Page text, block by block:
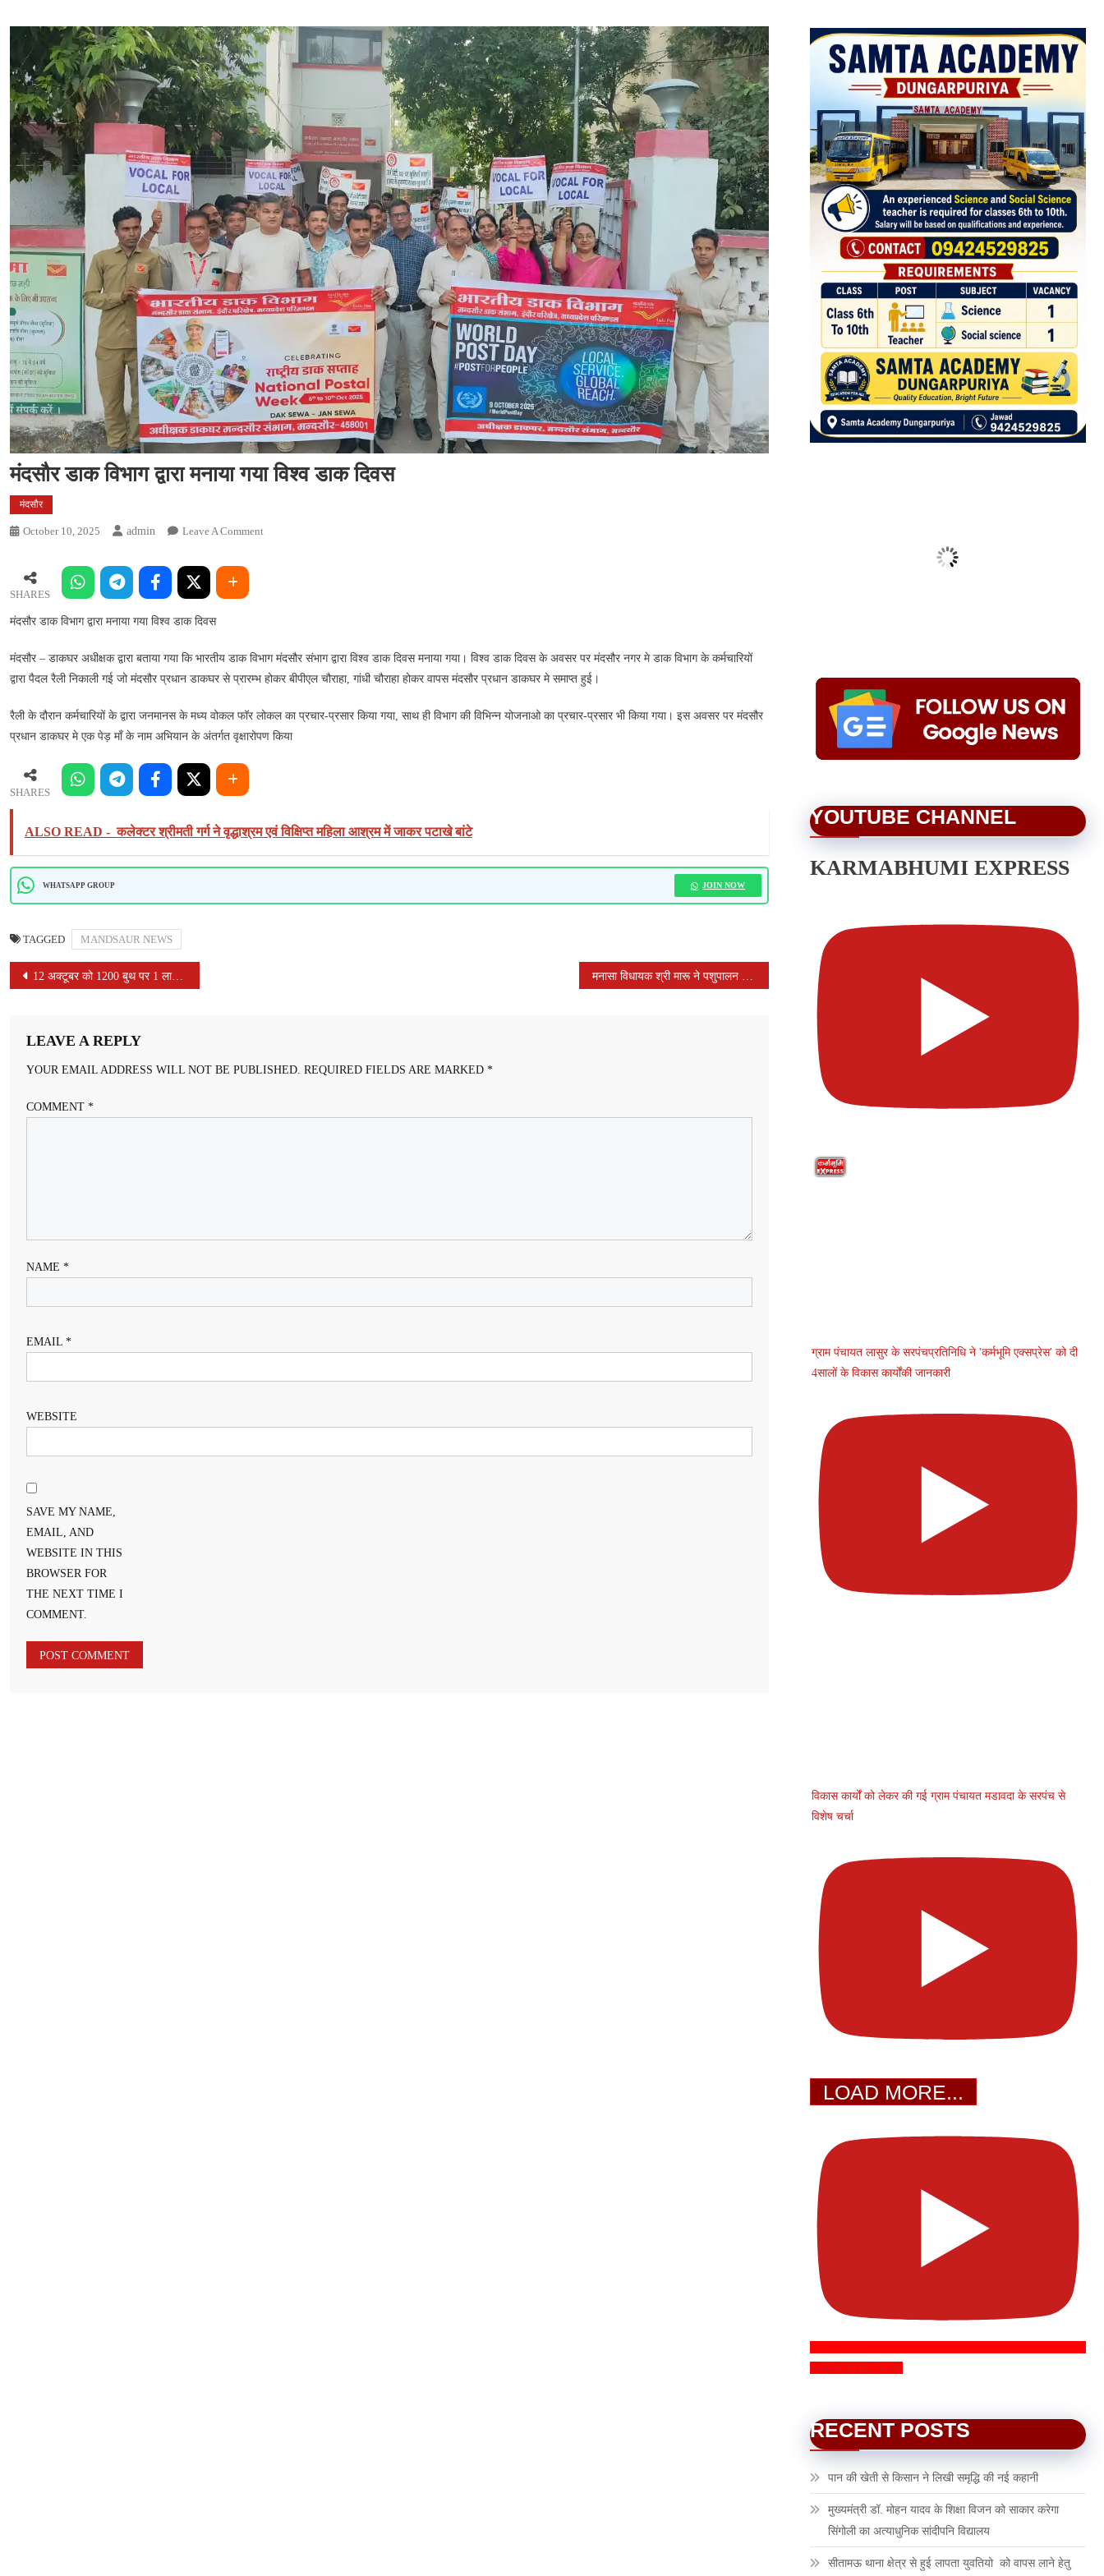
मंदसौर डाक विभाग द्वारा मनाया गया विश्व डाक दिवस
मंदसौर
October 10, 2025 Admin Leave A CommentOn
विश्व
डाक
SHARES
मंदसौर डाक विभाग द्वारा मनाया गया विश्व डाक दिवस
मंदसौर – डाकघर अधीक्षक द्वारा बताया गया कि भारतीय डाक विभाग मंदसौर संभाग द्वारा विश्व डाक दिवस मनाया गया। विश्व डाक दिवस के अवसर पर मंदसौर नगर मे डाक विभाग के कर्मचारियों
द्वारा पैदल रैली निकाली गई जो मंदसौर प्रधान डाकघर से प्रारम्भ होकर बीपीएल चौराहा, गांधी चौराहा होकर वापस मंदसौर प्रधान डाकघर मे समाप्त हुई।
रैली के दौरान कर्मचारियों के द्वारा जनमानस के मध्य वोकल फॉर लोकल का प्रचार-प्रसार किया गया, साथ ही विभाग की विभिन्न योजनाओ का प्रचार-प्रसार भी किया गया। इस अवसर पर मंदसौर
प्रधान डाकघर मे एक पेड़ माँ के नाम अभियान के अंतर्गत वृक्षारोपण किया
SHARES
ALSO READ - कलेक्टर श्रीमती गर्ग ने वृद्धाश्रम एवं विक्षिप्त महिला आश्रम में जाकर पटाखे बांटे
WHATSAPP GROUP JOIN NOW
TAGGED MANDSAUR NEWS
POST
12 अक्टूबर को 1200 बुथ पर 1 लाख 58 हजार 378 बच्चों को पिलाएंगे पल्स पोलियो की दवा
LEAVE A REPLY
YOUR EMAIL ADDRESS WILL NOT BE PUBLISHED. REQUIRED FIELDS ARE MARKED *
COMMENT *
NAME *
EMAIL *
WEBSITE
SAVE MY NAME,
EMAIL, AND
WEBSITE IN THIS
BROWSER FOR
THE NEXT TIME I
COMMENT.
YOUTUBE CHANNEL
KARMABHUMI EXPRESS
ग्राम पंचायत लासुर के सरपंचप्रतिनिधि ने 'कर्मभूमि एक्सप्रेस' को दी
4सालों के विकास कार्योंकी जानकारी
विकास कार्यों को लेकर की गई ग्राम पंचायत मडावदा के सरपंच से
विशेष चर्चा
LOAD MORE...
SUBSCRIBE NOW
RECENT POSTS
पान की खेती से किसान ने लिखी समृद्धि की नई कहानी
मुख्यमंत्री डॉ. मोहन यादव के शिक्षा विजन को साकार करेगा
सिंगोली का अत्याधुनिक सांदीपनि विद्यालय
सीतामऊ थाना क्षेत्र से हुई लापता युवतियो को वापस लाने हेतु